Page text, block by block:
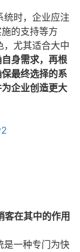
统时，企业应注
的支持等方
，尤其适合大中
身需求，再根
最终选择的系
企业创造更大
客在其中的作用
是一种专门为快